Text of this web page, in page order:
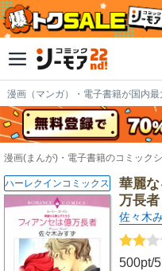
漫画（マンガ）・電子書籍が国内最
漫画(まんが)・電子書籍のコミック
華麗
万長
佐々木
500pt/
ハーレクインコミックス